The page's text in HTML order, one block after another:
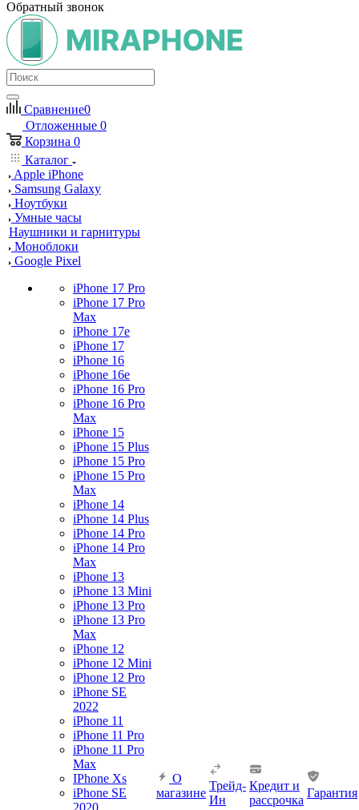
Обратный звонок
Сравнение0
Отложенные 0
Корзина 0
Каталог
Apple iPhone
Samsung Galaxy
Ноутбуки
Умные часы
Наушники и гарнитуры
Моноблоки
Google Pixel
iPhone 17 Pro
iPhone 17 Pro
Max
iPhone 17e
iPhone 17
iPhone 16
iPhone 16e
iPhone 16 Pro
iPhone 16 Pro
Max
iPhone 15
iPhone 15 Plus
iPhone 15 Pro
iPhone 15 Pro
Max
iPhone 14
iPhone 14 Plus
iPhone 14 Pro
iPhone 14 Pro
Max
iPhone 13
iPhone 13 Mini
iPhone 13 Pro
iPhone 13 Pro
Max
iPhone 12
iPhone 12 Mini
iPhone 12 Pro
iPhone SE
2022
iPhone 11
iPhone 11 Pro
iPhone 11 Pro
Max
IPhone Xs
iPhone SE
2020
О
магазине
Трейд-
Ин
Кредит и
рассрочка
Гарантия